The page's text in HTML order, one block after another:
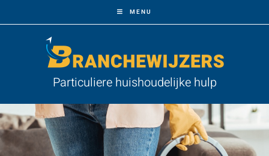
MENU
Particuliere huishoudelijke hulp